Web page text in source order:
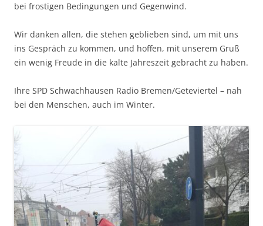
bei frostigen Bedingungen und Gegenwind.
Wir danken allen, die stehen geblieben sind, um mit uns
ins Gespräch zu kommen, und hoffen, mit unserem Gruß
ein wenig Freude in die kalte Jahreszeit gebracht zu haben.
Ihre SPD Schwachhausen Radio Bremen/Geteviertel – nah
bei den Menschen, auch im Winter.